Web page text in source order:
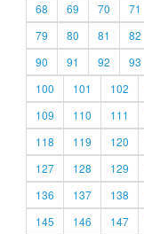
68
69 70 71
79
80 81 82
90
91 92 93
100
101 102
109
110 111
118
119 120
127
128 129
136
137 138
145
146 147